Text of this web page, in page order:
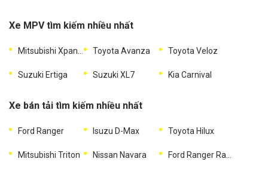
Xe MPV tìm kiếm nhiều nhất
Toyota Avanza Toyota Veloz
Suzuki Ertiga Suzuki XL7 Kia Carnival
Xe bán tải tìm kiếm nhiều nhất
Ford Ranger Isuzu D-Max Toyota Hilux
Mitsubishi Triton Nissan Navara